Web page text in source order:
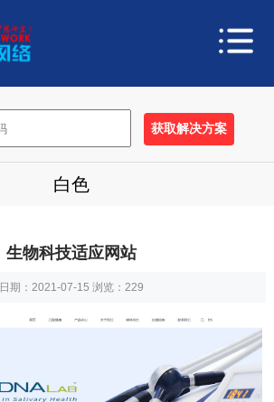
白色
生物科技适应网站
日期：2021-07-15 浏览： 229